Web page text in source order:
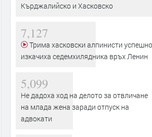
Кърджалийско и Хасковско
7,127
Трима хасковски алпинисти успешно
изкачиха седемхилядника връх Ленин
5,099
Не дадоха ход на делото за отвличане
на млада жена заради отпуск на
адвокати